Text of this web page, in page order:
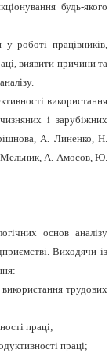
будь-якого
роботі працівників,
виявити причини та
використання
і зарубіжних
А. Линенко, Н.
Мельник, А. Амосов, Ю.
основ аналізу
Виходячи із
використання трудових
праці;
праці;